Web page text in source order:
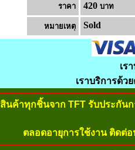
ราคา 420 บาท
หมายเหต Sold
เร
เราบริการด้ว
สินค้าทุกชิ้นจาก TFT รับประกัน
ตลอดอายุการใช้งาน ติดต่